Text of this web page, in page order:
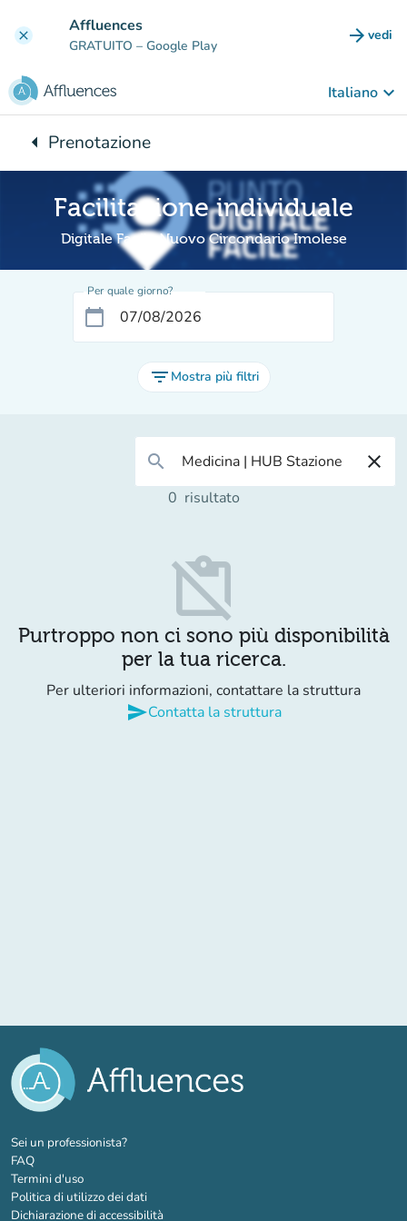
clear Affluences
GRATUITO – Google Play arrow_forward vedi
Italiano keyboard_arrow_down
arrow_leftTorna a:
Prenotazione
Facilitazione individuale
Digitale Facile Nuovo Circondario Imolese
Per quale giorno?
calendar_today
filter_list Mostra più filtri
search close
0 risultato
content_paste_off
Purtroppo non ci sono più disponibilità
per la tua ricerca.
Per ulteriori informazioni, contattare la struttura
sendContatta la struttura
Sei un professionista?(nuova scheda)
FAQ
Termini d'uso
Politica di utilizzo dei dati
Dichiarazione di accessibilità